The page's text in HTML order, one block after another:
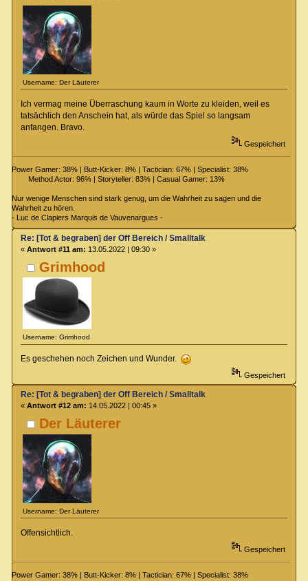
Username: Der Läuterer
Ich vermag meine Überraschung kaum in Worte zu kleiden, weil es
tatsächlich den Anschein hat, als würde das Spiel so langsam
anfangen. Bravo.
Gespeichert
Power Gamer: 38% | Butt-Kicker: 8% | Tactician: 67% | Specialist: 38%
Method Actor: 96% | Storyteller: 83% | Casual Gamer: 13%
Nur wenige Menschen sind stark genug, um die Wahrheit zu sagen und die
Wahrheit zu hören.
- Luc de Clapiers Marquis de Vauvenargues -
Grimhood
Username: Grimhood
Re: [Tot & begraben] der Off Bereich / Smalltalk
« Antwort #11 am: 13.05.2022 | 09:30 »
Es geschehen noch Zeichen und Wunder.
Gespeichert
Der Läuterer
Username: Der Läuterer
Re: [Tot & begraben] der Off Bereich / Smalltalk
« Antwort #12 am: 14.05.2022 | 00:45 »
Offensichtlich.
Gespeichert
Power Gamer: 38% | Butt-Kicker: 8% | Tactician: 67% | Specialist: 38%